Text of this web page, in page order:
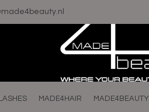
MADE4HAIR MADE4BEAUTY